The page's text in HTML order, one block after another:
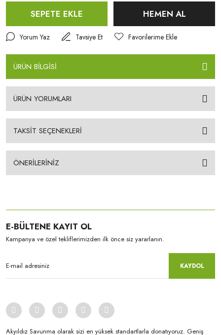
SEPETE EKLE HEMEN AL
Yorum Yaz Tavsiye Et
ÜRÜN BİLGİSİ
ÜRÜN YORUMLARI
TAKSİT SEÇENEKLERİ
ÖNERİLERİNİZ
E-BÜLTENE KAYIT OL
Kampanya ve özel tekliflerimizden ilk önce siz yararlanın.
KAYDOL
Akyıldız Savunma olarak sizi en yüksek standartlarla donatıyoruz. Geniş